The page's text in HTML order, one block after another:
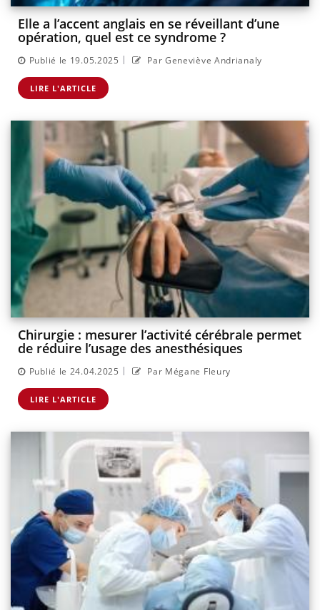
Elle a l’accent anglais en se réveillant d’une
opération, quel est ce syndrome ?
Publié le 19.05.2025 | Par Geneviève Andrianaly
LIRE L'ARTICLE
Chirurgie : mesurer l’activité cérébrale permet
de réduire l’usage des anesthésiques
Publié le 24.04.2025 | Par Mégane Fleury
LIRE L'ARTICLE